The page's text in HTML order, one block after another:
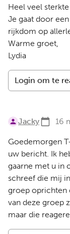
Heel veel
Je gaat door
rijkdom op
Warme groet,
Lydia
Login om te
Jacky 16
Goedemorgen
uw bericht. Ik
gaarne met u in
schreef die mij
groep oprichten
van deze groep
maar die